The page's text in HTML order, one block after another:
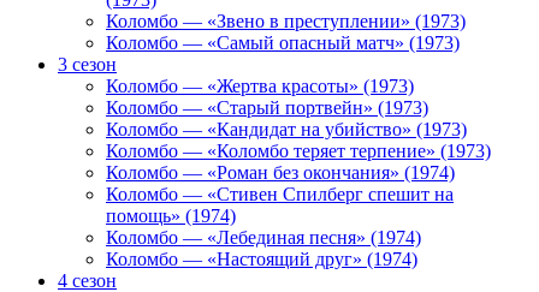
Коломбо — «Звено в преступлении» (1973)
Коломбо — «Самый опасный матч» (1973)
3 сезон
Коломбо — «Жертва красоты» (1973)
Коломбо — «Старый портвейн» (1973)
Коломбо — «Кандидат на убийство» (1973)
Коломбо — «Коломбо теряет терпение» (1973)
Коломбо — «Роман без окончания» (1974)
Коломбо — «Стивен Спилберг спешит на
помощь» (1974)
Коломбо — «Лебединая песня» (1974)
Коломбо — «Настоящий друг» (1974)
4 сезон